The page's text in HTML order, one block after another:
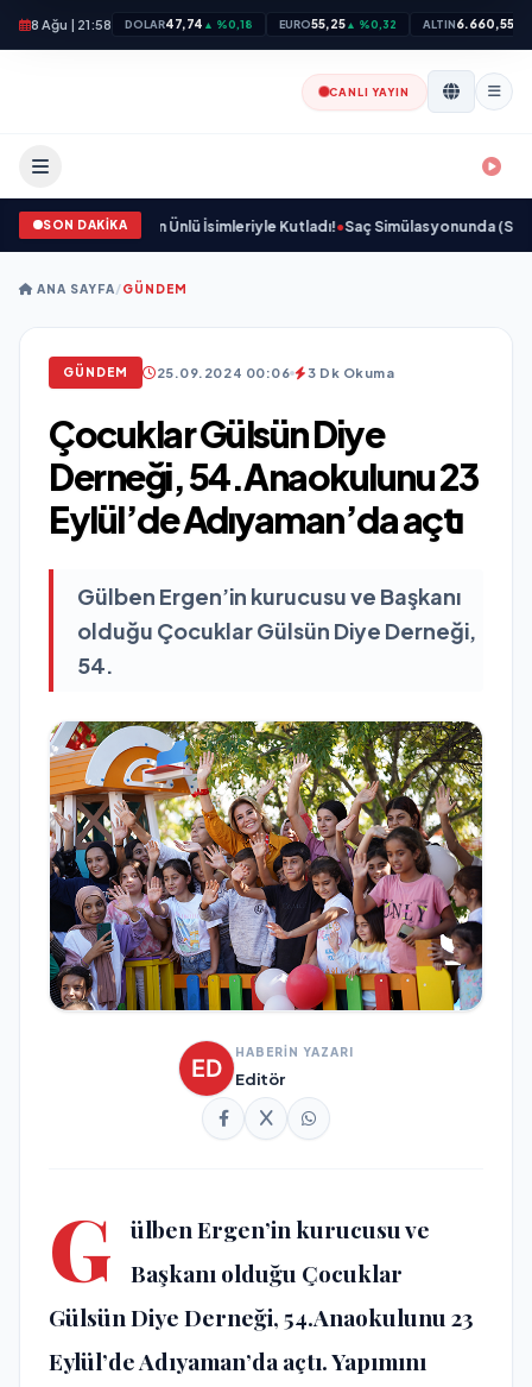
8 Ağu | 21:58 DOLAR47,74 ▲ %0,18 EURO55,25▲ %0,32 ALTIN6.660,55
CANLI YAYIN
SON DAKİKA
Dünyasının Ünlü İsimleriyle Kutladı!•Saç Simülasyonunda (SMP)
ANA SAYFA/GÜNDEM
GÜNDEM 25.09.2024 00:06 3 Dk Okuma
Çocuklar Gülsün Diye
Derneği, 54.Anaokulunu 23
Eylül’de Adıyaman’da açtı
Gülben Ergen’in kurucusu ve Başkanı
olduğu Çocuklar Gülsün Diye Derneği,
54.
HABERİN YAZARI
Editör
G
ülben Ergen’in kurucusu ve
Başkanı olduğu Çocuklar
Gülsün Diye Derneği, 54.Anaokulunu 23
Eylül’de Adıyaman’da açtı. Yapımını